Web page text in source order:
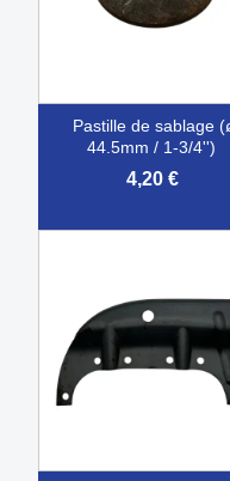
pastille de sablage (ø
44.5mm / 1-3/4'')
4,20 €